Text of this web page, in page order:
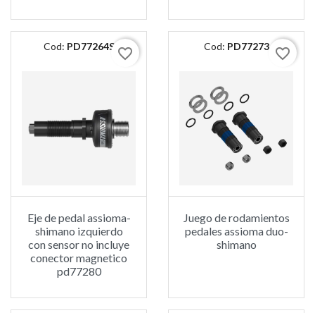
Cod: PD77264S favorite_border
Eje de pedal assioma-
shimano izquierdo
con sensor no incluye
conector magnetico
pd77280
Cod: PD77273 favorite_border
Juego de rodamientos
pedales assioma duo-
shimano